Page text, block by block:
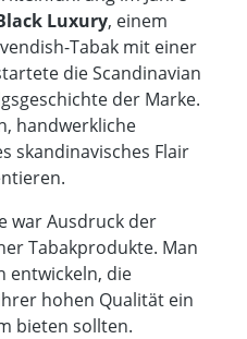
Luxury, einem
Tabak mit einer
die Scandinavian
der Marke.
handwerkliche
skandinavisches Flair
war Ausdruck der
Tabakprodukte. Man
entwickeln, die
hohen Qualität ein
bieten sollten.